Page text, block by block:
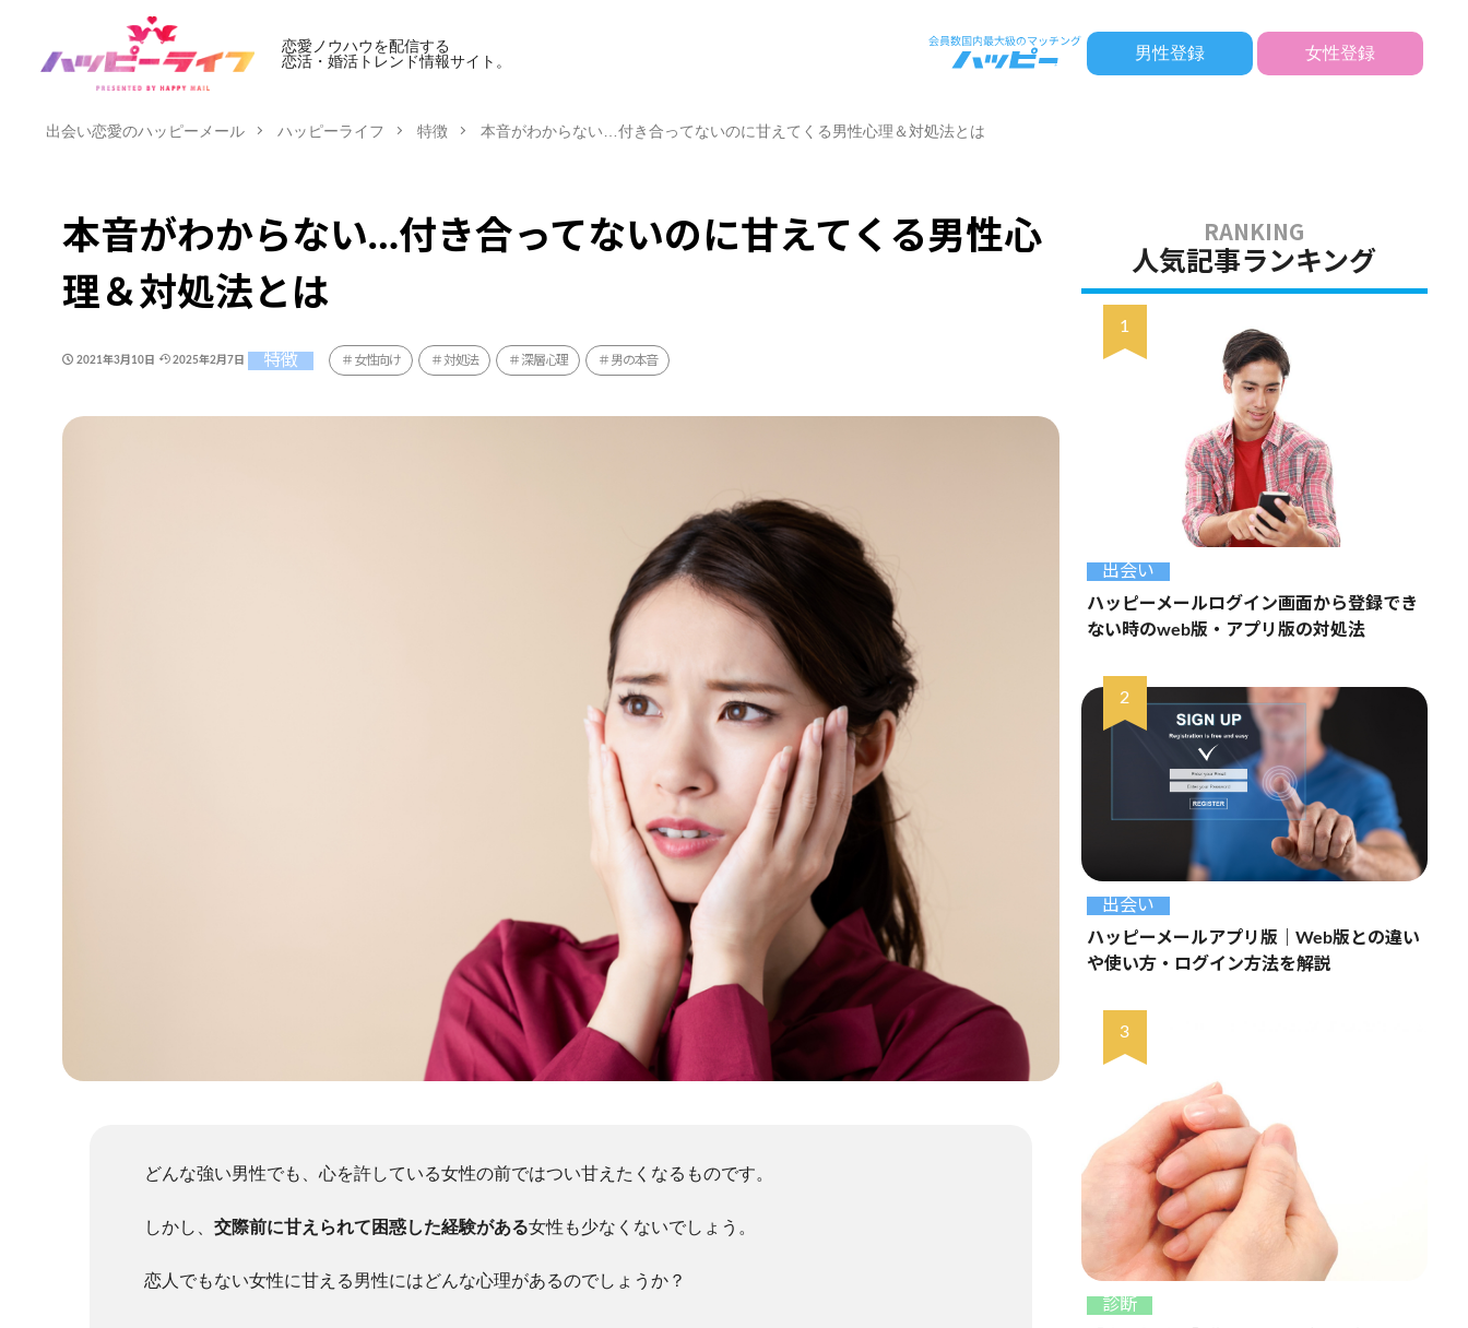
恋愛ノウハウを配信する
恋活・婚活トレンド情報サイト。
男性登録 女性登録
出会い恋愛のハッピーメール ハッピーライフ 特徴 本音がわからない…付き合ってないのに甘えてくる男性心理＆対処法とは
本音がわからない…付き合ってないのに甘えてくる男性心
理＆対処法とは
2021年3月10日 2025年2月7日 特徴 女性向け 対処法 深層心理 男の本音
どんな強い男性でも、心を許している女性の前ではつい甘えたくなるものです。
しかし、 交際前に甘えられて困惑した経験がある女性も少なくないでしょう。
恋人でもない女性に甘える男性にはどんな心理があるのでしょうか？
人気記事ランキング
出会い
ハッピーメールログイン画面から登録でき
ない時のweb版・アプリ版の対処法
出会い
ハッピーメールアプリ版｜Web版との違い
や使い方・ログイン方法を解説
診断